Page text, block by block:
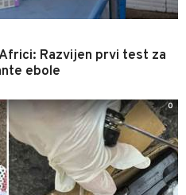
Razvijen prvi test za
ebole
0